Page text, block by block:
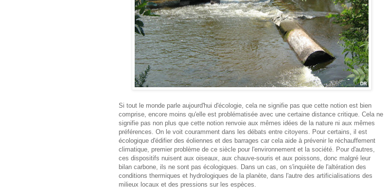
Si tout le monde parle aujourd'hui d'écologie, cela ne signifie pas que cette notion est bien
comprise, encore moins qu'elle est problématisée avec une certaine distance critique. Cela ne
signifie pas non plus que cette notion renvoie aux mêmes idées de la nature ni aux mêmes
préférences. On le voit couramment dans les débats entre citoyens. Pour certains, il est
écologique d'édifier des éoliennes et des barrages car cela aide à prévenir le réchauffement
climatique, premier problème de ce siècle pour l'environnement et la société. Pour d'autres,
ces dispositifs nuisent aux oiseaux, aux chauve-souris et aux poissons, donc malgré leur
bilan carbone, ils ne sont pas écologiques. Dans un cas, on s'inquiète de l'altération des
conditions thermiques et hydrologiques de la planète, dans l'autre des artificialisations des
milieux locaux et des pressions sur les espèces.